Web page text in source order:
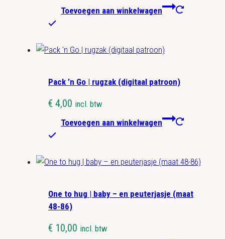
Toevoegen aan winkelwagen
Pack ’n Go | rugzak (digitaal patroon)
€ 4,00 incl. btw
Toevoegen aan winkelwagen
One to hug | baby – en peuterjasje (maat
48-86)
€ 10,00 incl. btw